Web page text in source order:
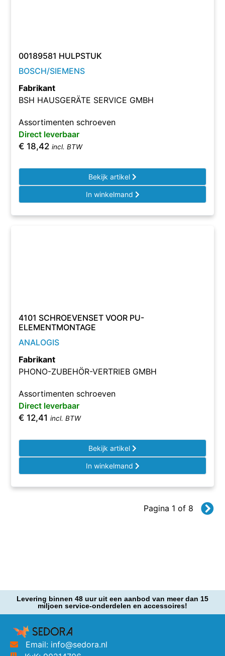
00189581 HULPSTUK
BOSCH/SIEMENS
Fabrikant
BSH HAUSGERÄTE SERVICE GMBH
Assortimenten schroeven
Direct leverbaar
€ 18,42 incl. BTW
Bekijk artikel
In winkelmand
4101 SCHROEVENSET VOOR PU-
ELEMENTMONTAGE
ANALOGIS
Fabrikant
PHONO-ZUBEHÖR-VERTRIEB GMBH
Assortimenten schroeven
Direct leverbaar
€ 12,41 incl. BTW
Bekijk artikel
In winkelmand
Pagina 1 of 8
Levering binnen 48 uur uit een aanbod van meer dan 15
miljoen service-onderdelen en accessoires!
Email: info@sedora.nl